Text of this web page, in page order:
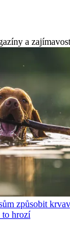
a
způsobit
to hrozí